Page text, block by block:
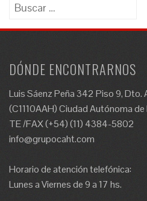
Buscar:
DÓNDE ENCONTRARNOS
Luis Sáenz Peña 342 Piso 9, Dto.
(C1110AAH) Ciudad Autónoma de
TE /FAX (+54) (11) 4384-5802
info@grupocaht.com
Horario de atención telefónica:
Lunes a Viernes de 9 a 17 hs.